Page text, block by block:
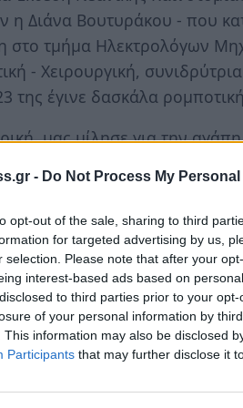
- Do Not Process My
opt-out of the sale, sharing to third
for targeted advertising by us,
selection. Please note that after your
interest-based ads based on
to third parties prior to your
of your personal information by
This information may also be disclosed
Participants that may further disclose it
η Διάνα Βουτυράκου - που
στο τμήμα Ηλεκτρολόγων
- Χειρουργική,
έγινε δασκάλα
μας μίλησε για την
μεγαλύτερη έμπνευση αλλά
Μηχανικών και Μηχανικών
να ειδικευτώ στην
την επιστήμη της ιατρικής.
ρομποτικής
και περίπου 10 χρόνια,
- ο καθηγητής της